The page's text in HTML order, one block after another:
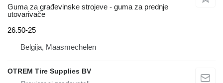
Guma za građevinske strojeve - guma za prednje
utovarivače
26.50-25
Belgija, Maasmechelen
OTREM Tire Supplies BV